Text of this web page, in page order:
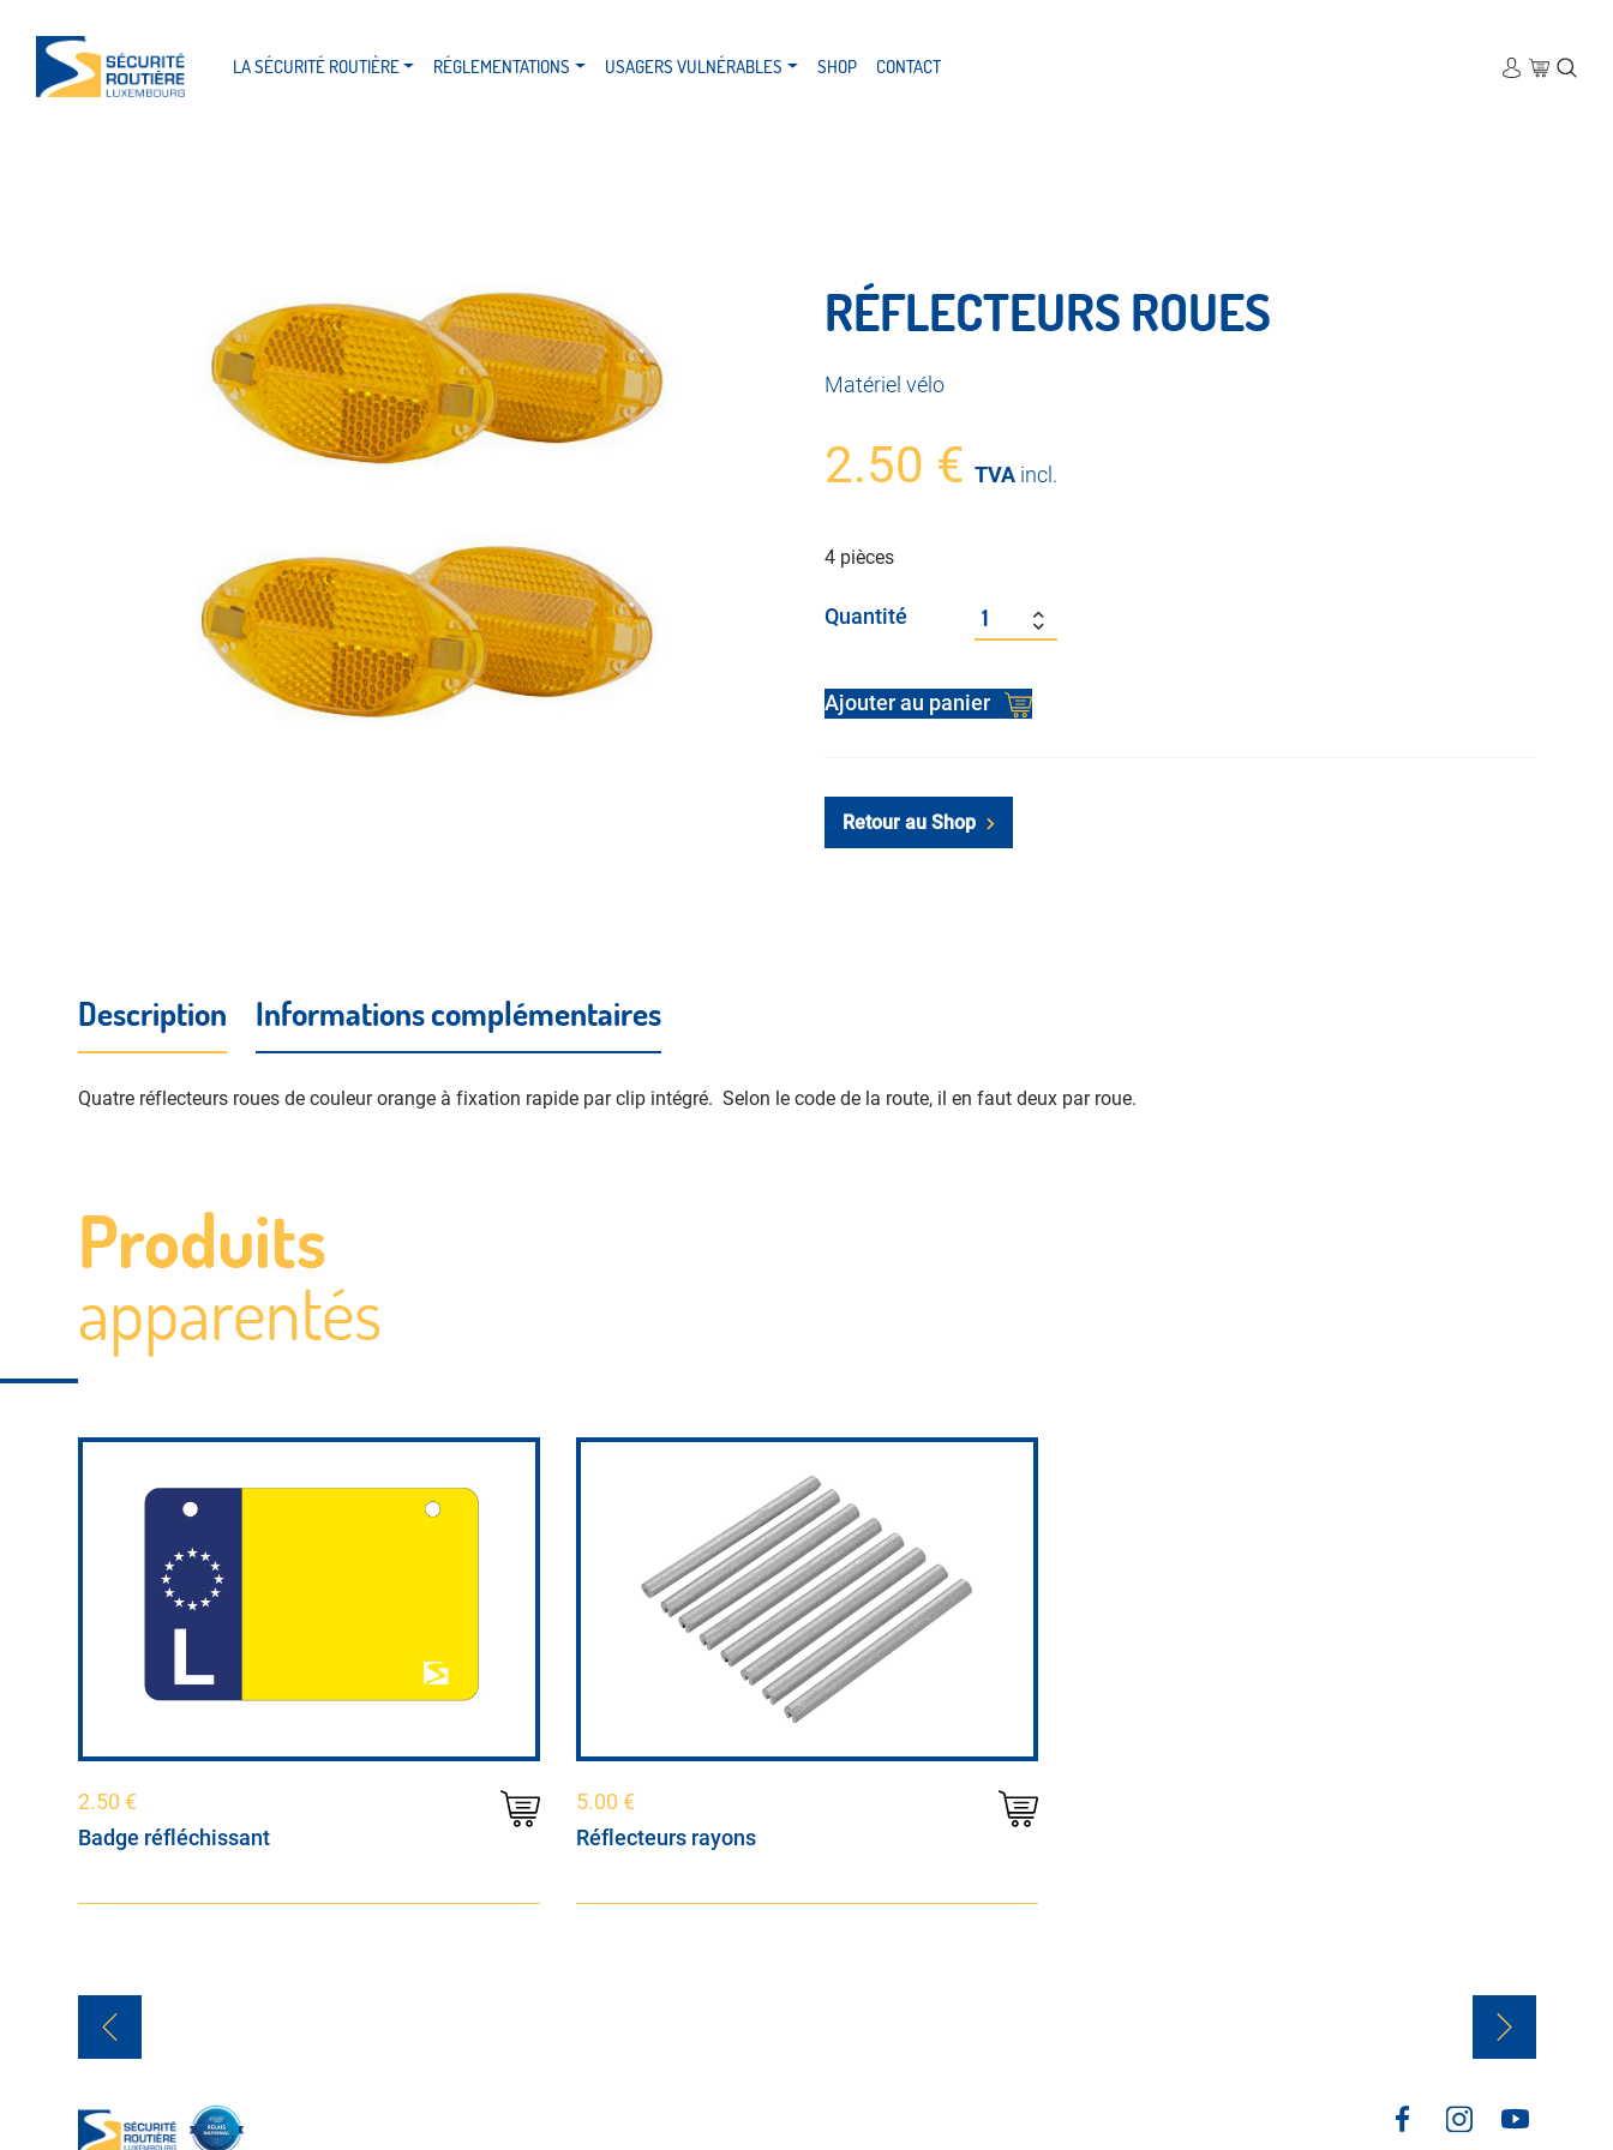
LA SÉCURITÉ ROUTIÈRE RÉGLEMENTATIONS USAGERS VULNÉRABLES SHOP CONTACT
RÉFLECTEURS ROUES
Matériel vélo
2.50 € TVA incl.
4 pièces
Quantité
Ajouter au panier
Retour au Shop
Description Informations complémentaires
Quatre réflecteurs roues de couleur orange à fixation rapide par clip intégré. Selon le code de la route, il en faut deux par roue.
Produits
apparentés
2.50 €
Badge réfléchissant
5.00 €
Réflecteurs rayons